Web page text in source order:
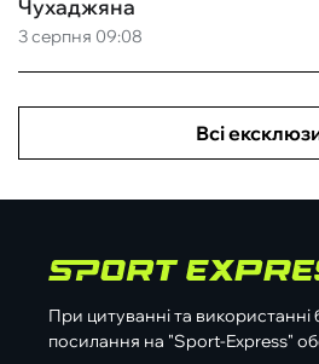
3 серпня 09:08
Чухаджяна
Всі
При цитуванні та використанні
посилання на "Sport-Express"